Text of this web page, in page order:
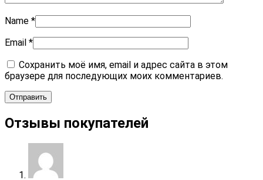
Name *
Email *
Сохранить моё имя, email и адрес сайта в этом
браузере для последующих моих комментариев.
Отзывы покупателей